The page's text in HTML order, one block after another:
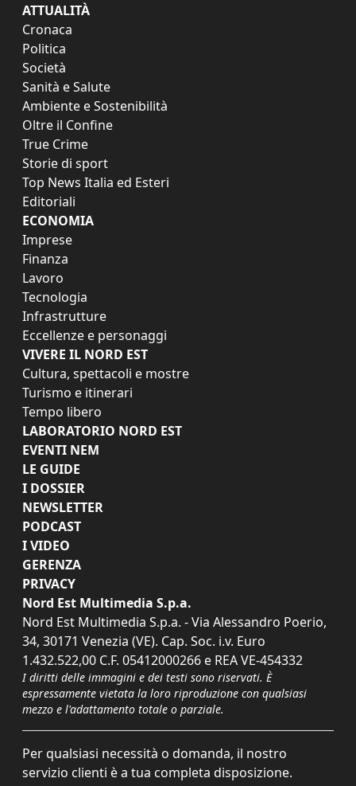
ATTUALITÀ
Cronaca
Politica
Società
Sanità e Salute
Ambiente e Sostenibilità
Oltre il Confine
True Crime
Storie di sport
Top News Italia ed Esteri
Editoriali
ECONOMIA
Imprese
Finanza
Lavoro
Tecnologia
Infrastrutture
Eccellenze e personaggi
VIVERE IL NORD EST
Cultura, spettacoli e mostre
Turismo e itinerari
Tempo libero
LABORATORIO NORD EST
EVENTI NEM
LE GUIDE
I DOSSIER
NEWSLETTER
PODCAST
I VIDEO
GERENZA
PRIVACY
Nord Est Multimedia S.p.a.
Nord Est Multimedia S.p.a. - Via Alessandro Poerio,
34, 30171 Venezia (VE). Cap. Soc. i.v. Euro
1.432.522,00 C.F. 05412000266 e REA VE-454332
I diritti delle immagini e dei testi sono riservati. È
espressamente vietata la loro riproduzione con qualsiasi
mezzo e l'adattamento totale o parziale.
Per qualsiasi necessità o domanda, il nostro
servizio clienti è a tua completa disposizione.